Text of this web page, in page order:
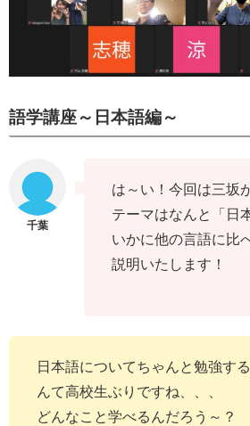
語学講座～日本語編～
は～い！今回は三坂
テーマはなんと「日
いかに他の言語に比
説明いたします！
日本語についてちゃんと勉強す
んて高校生ぶりですね、、、
どんなこと学べるんだろう～？